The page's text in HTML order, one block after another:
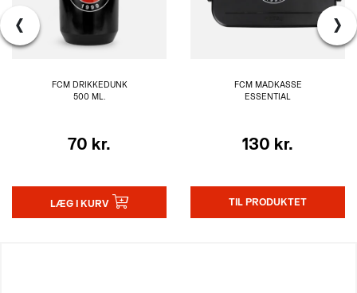
FCM DRIKKEDUNK
500 ML.
70 kr.
LÆG I KURV
FCM MADKASSE
ESSENTIAL
130 kr.
TIL PRODUKTET
‹ ›